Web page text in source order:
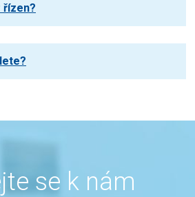
řízen?
se k nám